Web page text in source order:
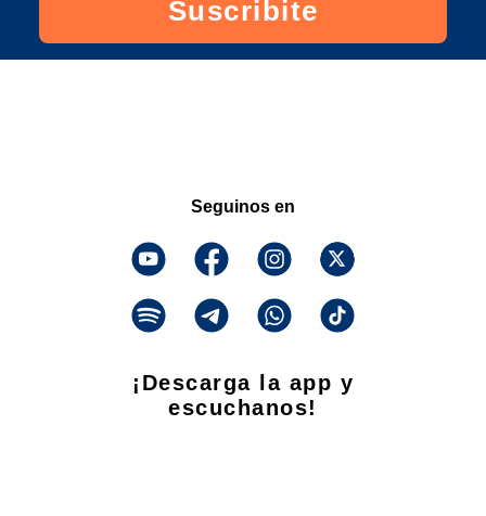
Suscribite
Seguinos en
¡Descarga la app y
escuchanos!